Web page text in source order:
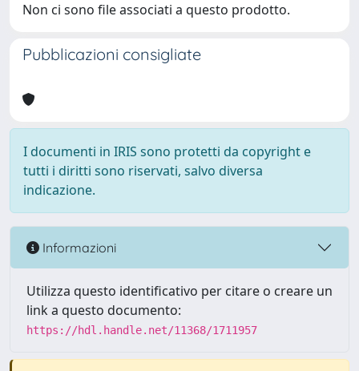
Non ci sono file associati a questo prodotto.
Pubblicazioni consigliate
I documenti in IRIS sono protetti da copyright e
tutti i diritti sono riservati, salvo diversa
indicazione.
Informazioni
Utilizza questo identificativo per citare o creare un
link a questo documento:
https://hdl.handle.net/11368/1711957